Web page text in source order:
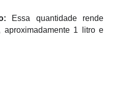
Essa quantidade rende
aproximadamente 1 litro e